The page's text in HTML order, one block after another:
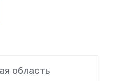
область